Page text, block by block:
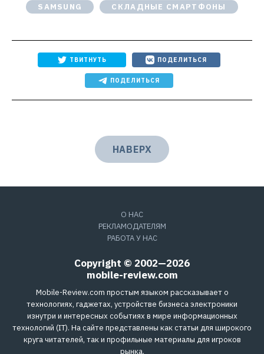
SAMSUNG СКЛАДНЫЕ СМАРТФОНЫ
ТВИТНУТЬ ПОДЕЛИТЬСЯ
ПОДЕЛИТЬСЯ
НАВЕРХ
О НАС
РЕКЛАМОДАТЕЛЯМ
РАБОТА У НАС
Copyright © 2002—2026
mobile-review.com
Mobile-Review.com простым языком рассказывает о
технологиях, гаджетах, устройстве бизнеса электроники
изнутри и интересных событиях в мире информационных
технологий (IT). На сайте представлены как статьи для широкого
круга читателей, так и профильные материалы для игроков
рынка.